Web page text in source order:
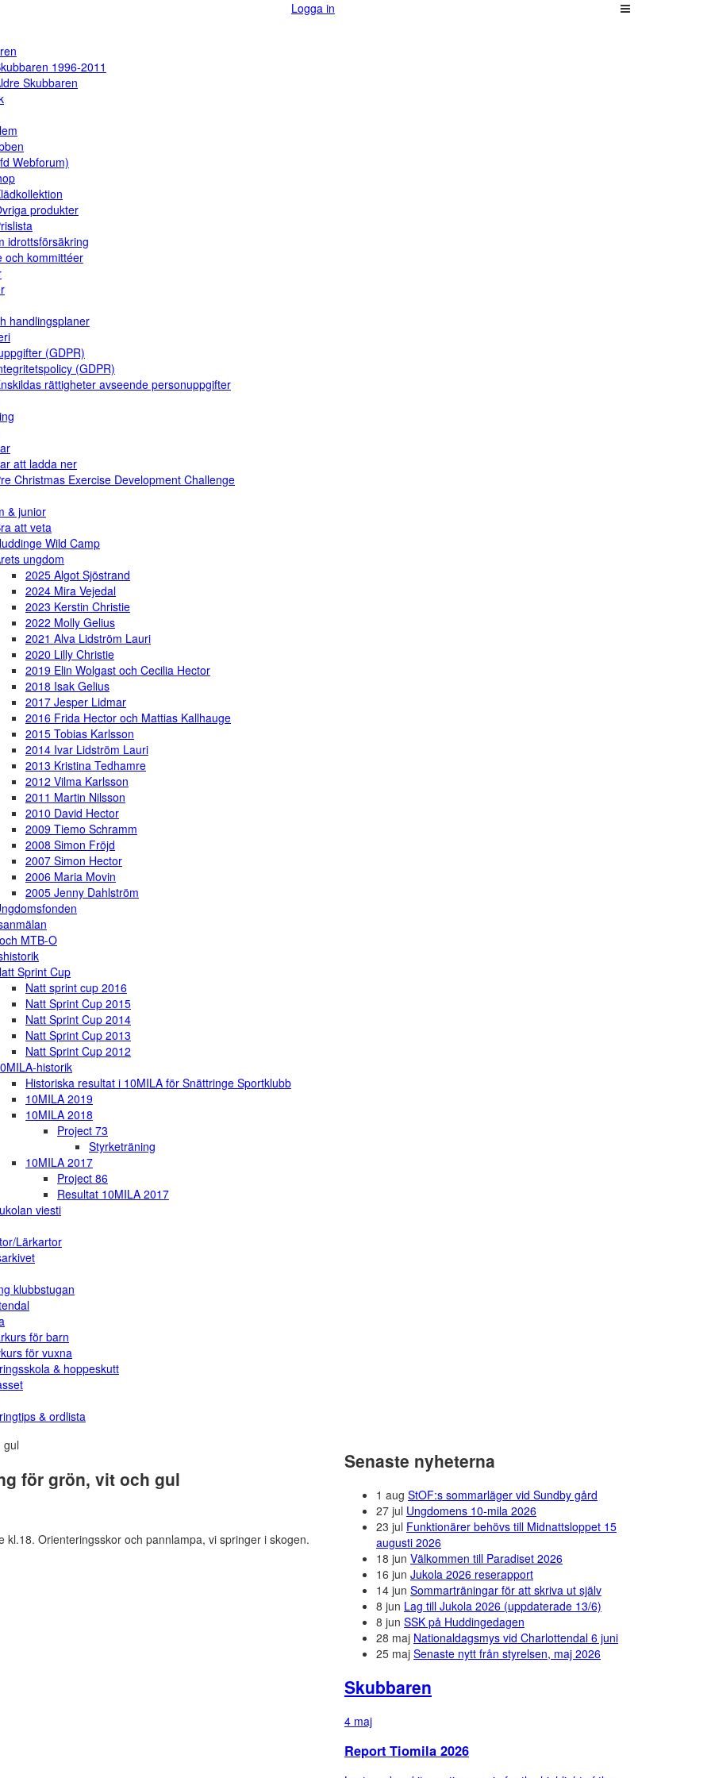
Logga in
1996-2011
Skubbaren
Webforum)
produkter
idrottsförsäkring
och kommittéer
handlingsplaner
(GDPR)
(GDPR)
rättigheter avseende personuppgifter
att ladda ner
Christmas Exercise Development Challenge
& junior
att veta
Wild Camp
ungdom
2025 Algot Sjöstrand
2024 Mira Vejedal
2023 Kerstin Christie
2022 Molly Gelius
2021 Alva Lidström Lauri
2020 Lilly Christie
2019 Elin Wolgast och Cecilia Hector
2018 Isak Gelius
2017 Jesper Lidmar
2016 Frida Hector och Mattias Kallhauge
2015 Tobias Karlsson
2014 Ivar Lidström Lauri
2013 Kristina Tedhamre
2012 Vilma Karlsson
2011 Martin Nilsson
2010 David Hector
2009 Tiemo Schramm
2008 Simon Fröjd
2007 Simon Hector
2006 Maria Movin
2005 Jenny Dahlström
MTB-O
Sprint Cup
Natt sprint cup 2016
Natt Sprint Cup 2015
Natt Sprint Cup 2014
Natt Sprint Cup 2013
Natt Sprint Cup 2012
historik
Historiska resultat i 10MILA för Snättringe Sportklubb
10MILA 2019
10MILA 2018
Project 73
Styrketräning
10MILA 2017
Project 86
Resultat 10MILA 2017
viesti
Lärkartor
klubbstugan
för barn
för vuxna
& hoppeskutt
& ordlista
för grön, vit och gul
Orienteringsskor och pannlampa, vi springer i skogen.
Senaste nyheterna
1 aug StOF:s sommarläger vid Sundby gård
27 jul Ungdomens 10-mila 2026
23 jul Funktionärer behövs till Midnattsloppet 15
augusti 2026
18 jun Välkommen till Paradiset 2026
16 jun Jukola 2026 reserapport
14 jun Sommarträningar för att skriva ut själv
8 jun Lag till Jukola 2026 (uppdaterade 13/6)
8 jun SSK på Huddingedagen
28 maj Nationaldagsmys vid Charlottendal 6 juni
25 maj Senaste nytt från styrelsen, maj 2026
Skubbaren
4 maj
Report Tiomila 2026